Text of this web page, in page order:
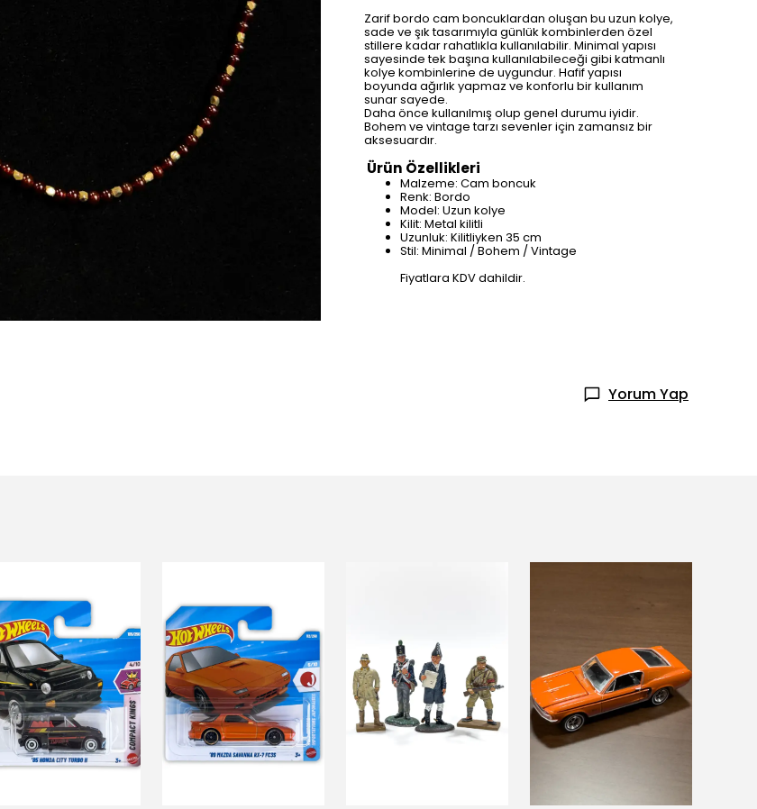
Zarif bordo cam boncuklardan oluşan bu uzun kolye,
sade ve şık tasarımıyla günlük kombinlerden özel
stillere kadar rahatlıkla kullanılabilir. Minimal yapısı
sayesinde tek başına kullanılabileceği gibi katmanlı
kolye kombinlerine de uygundur. Hafif yapısı
boyunda ağırlık yapmaz ve konforlu bir kullanım
sunar sayede.
Daha önce kullanılmış olup genel durumu iyidir.
Bohem ve vintage tarzı sevenler için zamansız bir
aksesuardır.
Ürün Özellikleri
Malzeme: Cam boncuk
Renk: Bordo
Model: Uzun kolye
Kilit: Metal kilitli
Uzunluk: Kilitliyken 35 cm
Stil: Minimal / Bohem / Vintage
Fiyatlara KDV dahildir.
Yorum Yap